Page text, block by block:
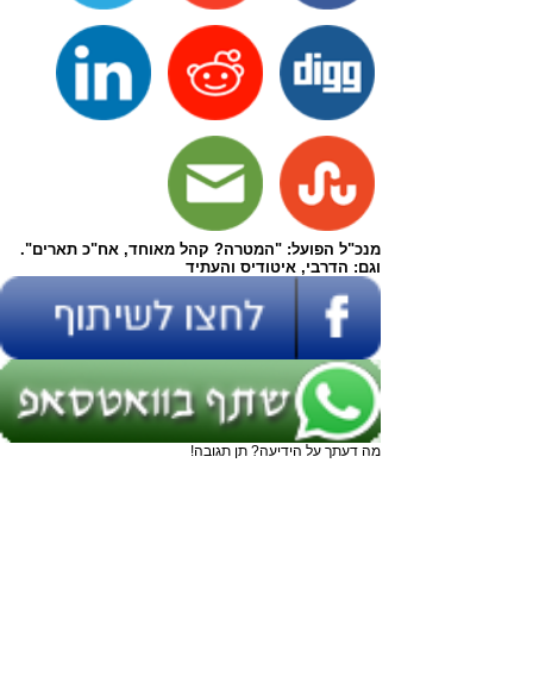
מנכ"ל הפועל: "המטרה? קהל מאוחד, אח"כ תארים".
וגם: הדרבי, איטודיס והעתיד
מה דעתך על הידיעה? תן תגובה!